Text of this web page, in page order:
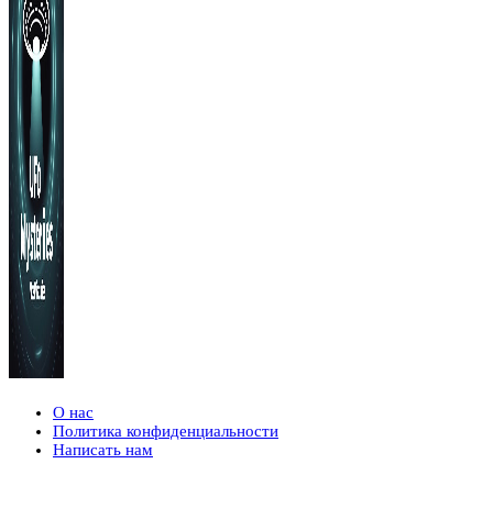
О нас
Политика конфиденциальности
Написать нам